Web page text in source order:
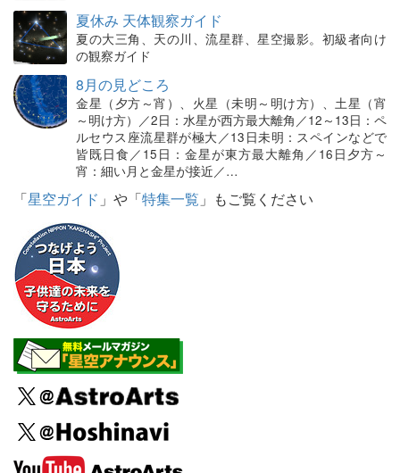
夏休み 天体観察ガイド
夏の大三角、天の川、流星群、星空撮影。初級者向け
の観察ガイド
8月の見どころ
金星（夕方～宵）、火星（未明～明け方）、土星（宵
～明け方）／2日：水星が西方最大離角／12～13日：ペ
ルセウス座流星群が極大／13日未明：スペインなどで
皆既日食／15日：金星が東方最大離角／16日夕方～
宵：細い月と金星が接近／…
「星空ガイド 」や「特集一覧 」もご覧ください